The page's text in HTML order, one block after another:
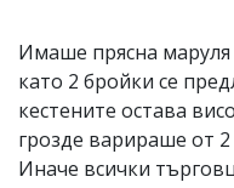
Имаше прясна маруля
като 2 бройки се
кестените остава
грозде варираше от
Иначе всички